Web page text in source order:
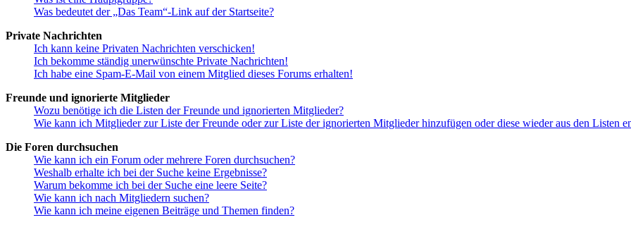
Was bedeutet der „Das Team“-Link auf der Startseite?
Private Nachrichten
Ich kann keine Privaten Nachrichten verschicken!
Ich bekomme ständig unerwünschte Private Nachrichten!
Ich habe eine Spam-E-Mail von einem Mitglied dieses Forums erhalten!
Freunde und ignorierte Mitglieder
Wozu benötige ich die Listen der Freunde und ignorierten Mitglieder?
Wie kann ich Mitglieder zur Liste der Freunde oder zur Liste der ignorierten Mitglieder hinzufügen oder diese wieder aus den Listen
Die Foren durchsuchen
Wie kann ich ein Forum oder mehrere Foren durchsuchen?
Weshalb erhalte ich bei der Suche keine Ergebnisse?
Warum bekomme ich bei der Suche eine leere Seite?
Wie kann ich nach Mitgliedern suchen?
Wie kann ich meine eigenen Beiträge und Themen finden?